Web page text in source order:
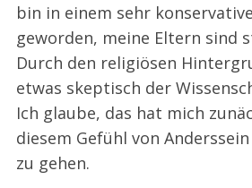
bin in einem sehr
geworden, meine Eltern sind
Durch den religiösen
etwas skeptisch der
Ich glaube, das hat mich
diesem Gefühl von
zu gehen.